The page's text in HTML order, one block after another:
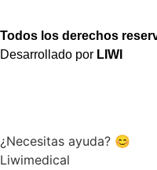
Todos los derechos
Desarrollado por LIWI
¿Necesitas ayuda? 😊
Liwimedical